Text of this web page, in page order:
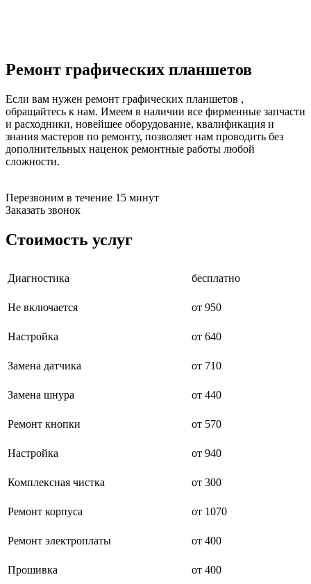
безменов
биноклей
блендеров
блинниц
блоков автоматики насосов
блоков диспетчеризации
блоков управления
бойлеров
брудеров
буклетмейкеров
cd проигрывателей
часов настенных
чековых принтеров
дальномеров
датчиков температуры
дельташлифмашин
держателей с беспроводной зарядкой
Ремонт графических планшетов
Если вам нужен ремонт графических планшетов ,
обращайтесь к нам. Имеем в наличии все фирменные запчасти
и расходники, новейшее оборудование, квалификация и
знания мастеров по ремонту, позволяет нам проводить без
дополнительных наценок ремонтные работы любой
сложности.
Перезвоним в течение 15 минут
Заказать звонок
Стоимость услуг
Диагностика бесплатно
Не включается от 950
Настройка от 640
Замена датчика от 710
Замена шнура от 440
Ремонт кнопки от 570
Настройка от 940
Комплексная чистка от 300
Ремонт корпуса от 1070
Ремонт электроплаты от 400
Прошивка от 400